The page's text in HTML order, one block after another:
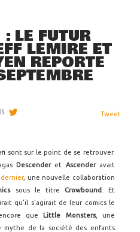
LE FUTUR
LEMIRE ET
REPORTÉ
Tweet
sont sur le point de se retrouver.
Descenderet Ascenderavait
, une nouvelle collaboration
sous le titre Crowbound
. Et
qu'il s'agirait de leur comics le
que Little Monsters, une
mythe de la société des enfants